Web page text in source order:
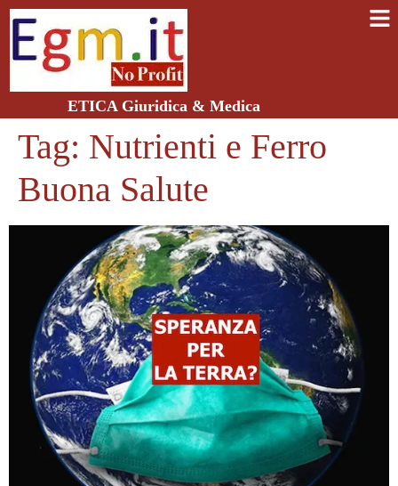
ETICA Giuridica & Medica
Tag: Nutrienti e Ferro
Buona Salute